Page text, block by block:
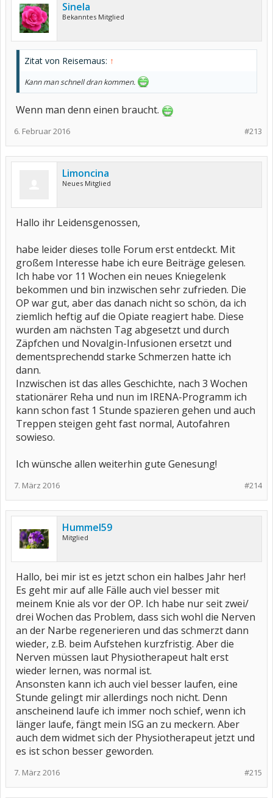
Sinela
Bekanntes Mitglied
Zitat von Reisemaus: ↑
Kann man schnell dran kommen.
Wenn man denn einen braucht.
#213
6. Februar 2016
Limoncina
Neues Mitglied
Hallo ihr Leidensgenossen,
habe leider dieses tolle Forum erst entdeckt. Mit
großem Interesse habe ich eure Beiträge gelesen.
Ich habe vor 11 Wochen ein neues Kniegelenk
bekommen und bin inzwischen sehr zufrieden. Die
OP war gut, aber das danach nicht so schön, da ich
ziemlich heftig auf die Opiate reagiert habe. Diese
wurden am nächsten Tag abgesetzt und durch
Zäpfchen und Novalgin-Infusionen ersetzt und
dementsprechendd starke Schmerzen hatte ich
dann.
Inzwischen ist das alles Geschichte, nach 3 Wochen
stationärer Reha und nun im IRENA-Programm ich
kann schon fast 1 Stunde spazieren gehen und auch
Treppen steigen geht fast normal, Autofahren
sowieso.
Ich wünsche allen weiterhin gute Genesung!
#214
7. März 2016
Hummel59
Mitglied
Hallo, bei mir ist es jetzt schon ein halbes Jahr her!
Es geht mir auf alle Fälle auch viel besser mit
meinem Knie als vor der OP. Ich habe nur seit zwei/
drei Wochen das Problem, dass sich wohl die Nerven
an der Narbe regenerieren und das schmerzt dann
wieder, z.B. beim Aufstehen kurzfristig. Aber die
Nerven müssen laut Physiotherapeut halt erst
wieder lernen, was normal ist.
Ansonsten kann ich auch viel besser laufen, eine
Stunde gelingt mir allerdings noch nicht. Denn
anscheinend laufe ich immer noch schief, wenn ich
länger laufe, fängt mein ISG an zu meckern. Aber
auch dem widmet sich der Physiotherapeut jetzt und
es ist schon besser geworden.
#215
7. März 2016